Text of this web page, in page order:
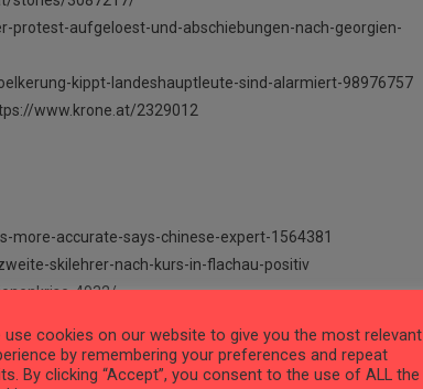
aufgeloest-und-abschiebungen-nach-georgien-
kippt-landeshauptleute-sind-alarmiert-98976757
www.krone.at/2329012
more-accurate-says-chinese-expert-1564381
skilehrer-nach-kurs-in-flachau-positiv
4932/
an-zwei-bayreuther-kliniken,SNCCW4K
stories/3087045/
use cookies on our website to give you the most relevant
by remembering your preferences and repeat
By clicking “Accept”, you consent to the use of ALL the